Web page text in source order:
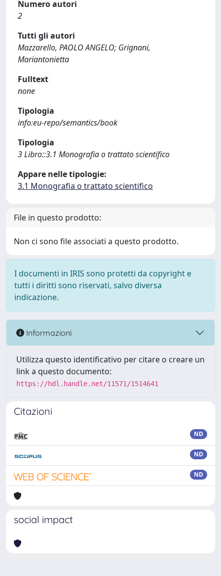
Numero autori
2
Tutti gli autori
Mazzarello, PAOLO ANGELO; Grignani,
Mariantonietta
Fulltext
none
Tipologia
info:eu-repo/semantics/book
Tipologia
3 Libro::3.1 Monografia o trattato scientifico
Appare nelle tipologie:
3.1 Monografia o trattato scientifico
File in questo prodotto:
Non ci sono file associati a questo prodotto.
I documenti in IRIS sono protetti da copyright e
tutti i diritti sono riservati, salvo diversa
indicazione.
Informazioni
Utilizza questo identificativo per citare o creare un
link a questo documento:
https://hdl.handle.net/11571/1514641
Citazioni
ND
ND
ND
social impact